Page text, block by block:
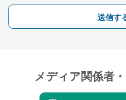
送信す
メディア関係者